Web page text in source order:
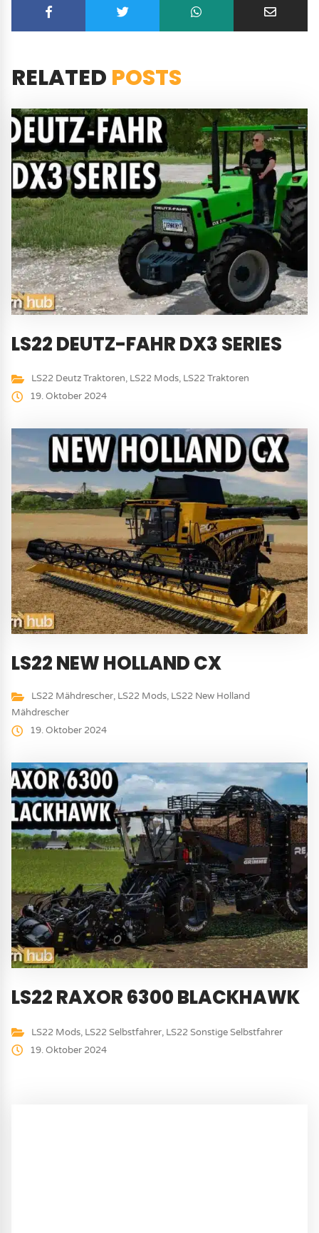
RELATED POSTS
LS22 DEUTZ-FAHR DX3 SERIES
LS22 Deutz Traktoren, LS22 Mods, LS22 Traktoren
19. Oktober 2024
LS22 NEW HOLLAND CX
LS22 Mähdrescher, LS22 Mods, LS22 New Holland
Mähdrescher
19. Oktober 2024
LS22 RAXOR 6300 BLACKHAWK
LS22 Mods, LS22 Selbstfahrer, LS22 Sonstige Selbstfahrer
19. Oktober 2024